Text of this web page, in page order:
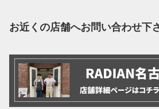
お近くの店舗へお問い合わせ下